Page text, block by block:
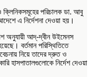
ক্লিনিকসমূহের পরিচালক ডা. আবু
এ নির্দেশনা দেওয়া হয়।
অনুযায়ী আদ্-দ্বীন উইমেনস
বর্তমান পরিস্থিতিতে
নিয়ে তাদের দ্রুত ও
হাসপাতালগুলোকে নির্দেশ দেওয়া